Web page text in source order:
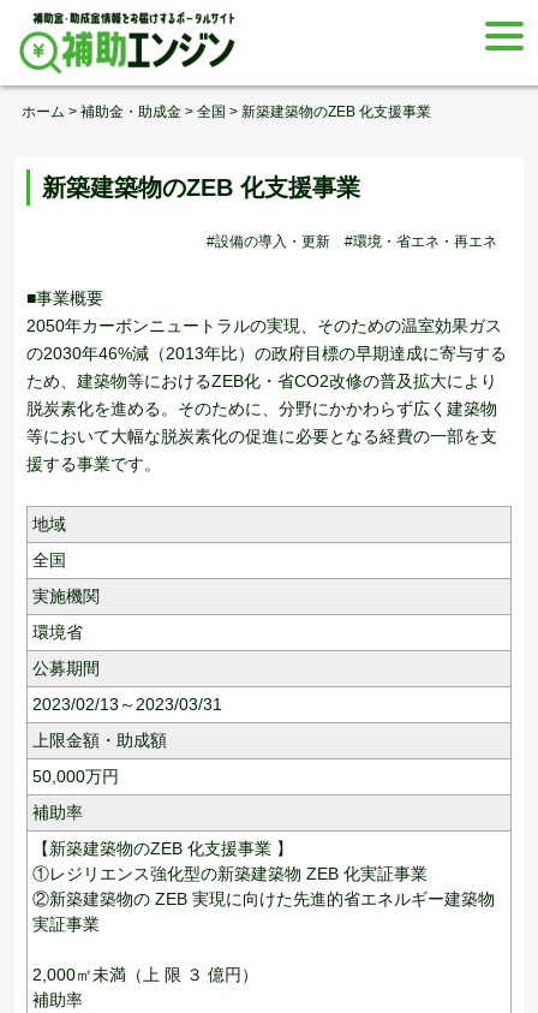
Skip
content
ホーム > 補助金・助成金 > 全国 > 新築建築物のZEB 化支援事業
新築建築物のZEB 化支援事業
#設備の導入・更新 #環境・省エネ・再エネ
■事業概要
2050年カーボンニュートラルの実現、そのための温室効果ガス
の2030年46%減（2013年比）の政府目標の早期達成に寄与する
ため、建築物等におけるZEB化・省CO2改修の普及拡大により
脱炭素化を進める。そのために、分野にかかわらず広く建築物
等において大幅な脱炭素化の促進に必要となる経費の一部を支
援する事業です。
地域
全国
実施機関
環境省
公募期間
2023/02/13～2023/03/31
上限金額・助成額
50,000万円
補助率
【新築建築物のZEB 化支援事業 】
①レジリエンス強化型の新築建築物 ZEB 化実証事業
②新築建築物の ZEB 実現に向けた先進的省エネルギー建築物
実証事業
2,000㎡未満（上 限 ３ 億円）
補助率